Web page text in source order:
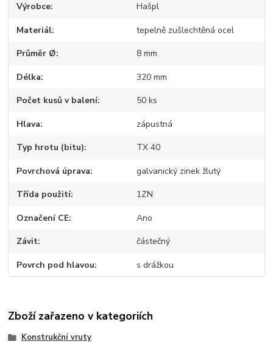
Výrobce Hašpl
Materiál tepelně zušlechtěná ocel
Průměr Ø 8 mm
Délka 320 mm
Počet kusů v balení 50 ks
Hlava zápustná
Typ hrotu (bitu) TX 40
Povrchová úprava galvanický zinek žlutý
Třída použití 1ZN
Označení CE Ano
Závit částečný
Povrch pod hlavou s drážkou
Zboží zařazeno v kategoriích
Konstrukční vruty